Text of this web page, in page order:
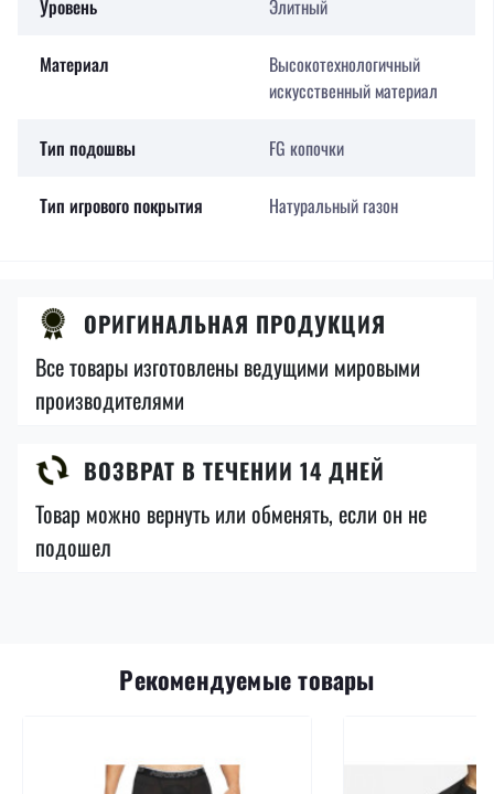
Уровень Элитный
Материал
Высокотехнологичный
искусственный материал
Тип подошвы FG копочки
Тип игрового покрытия Натуральный газон
ОРИГИНАЛЬНАЯ ПРОДУКЦИЯ
Все товары изготовлены ведущими мировыми
производителями
ВОЗВРАТ В ТЕЧЕНИИ 14 ДНЕЙ
Товар можно вернуть или обменять, если он не
подошел
Рекомендуемые товары